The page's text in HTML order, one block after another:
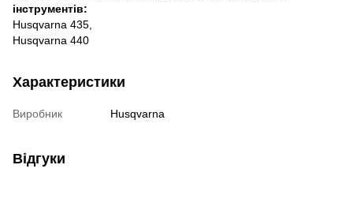
інструментів:
Husqvarna 435,
Husqvarna 440
Характеристики
Виробник Husqvarna
Відгуки